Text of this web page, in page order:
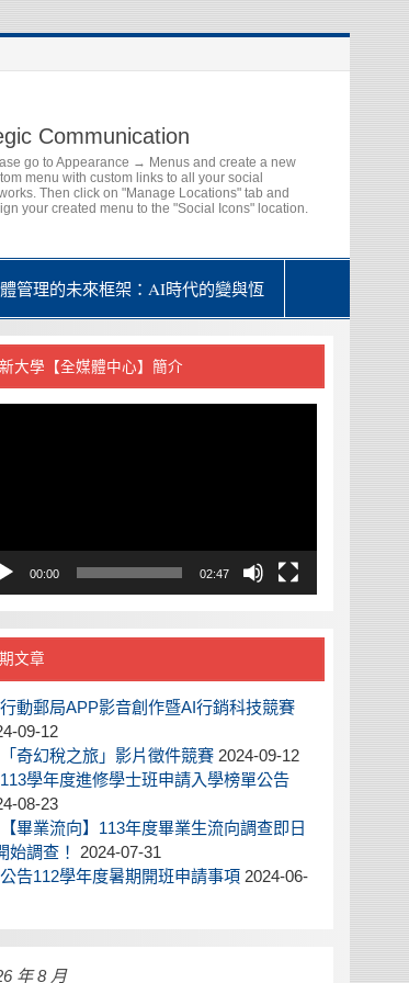
Communication
go to Appearance → Menus and create a new
menu with custom links to all your social
Then click on "Manage Locations" tab and
your created menu to the "Social Icons" location.
管理的未來框架：AI時代的變與恆
大學【全媒體中心】簡介
00:00 02:47
文章
行動郵局APP影音創作暨AI行銷科技競賽
09-12
「奇幻稅之旅」影片徵件競賽 2024-09-12
113學年度進修學士班申請入學榜單公告
08-23
【畢業流向】113年度畢業生流向調查即日
始調查！
2024-07-31
公告112學年度暑期開班申請事項 2024-06-
年 8 月